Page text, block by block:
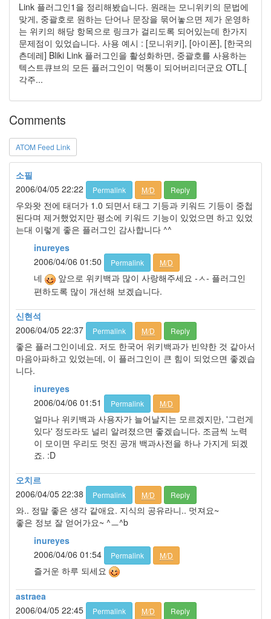
Link 플러그인1을 정리해봤습니다. 원래는 모니위키의 문법에
맞게, 중괄호로 원하는 단어나 문장을 묶어놓으면 제가 운영하
는 위키의 해당 항목으로 링크가 걸리도록 되어있는데 한가지
문제점이 있었습니다. 사용 예시 : [모니위키], [아이폰], [한국의
츤데레] Bliki Link 플러그인을 활성화하면, 중괄호를 사용하는
텍스트큐브의 모든 플러그인이 먹통이 되어버리더군요 OTL.[
각주...
Comments
ATOM Feed Link
소필
2006/04/05 22:22
Permalink M/D Reply
우와왓 전에 태더가 1.0 되면서 태그 기등과 키워드 기등이 중첩
된다며 제거했었지만 평소에 키워드 기능이 있었으면 하고 있었
는대 이렇게 좋은 플러그인 감사합니다 ^^
inureyes
2006/04/06 01:50
Permalink M/D
네
앞으로 위키백과 많이 사랑해주세요 -ㅅ- 플러그인
편하도록 많이 개선해 보겠습니다.
신현석
2006/04/05 22:37
Permalink M/D Reply
좋은 플러그인이네요. 저도 한국어 위키백과가 빈약한 것 같아서
마음아파하고 있었는데, 이 플러그인이 큰 힘이 되었으면 좋겠습
니다.
inureyes
2006/04/06 01:51
Permalink M/D
얼마나 위키백과 사용자가 늘어날지는 모르겠지만, '그런게
있다' 정도라도 널리 알려졌으면 좋겠습니다. 조금씩 노력
이 모이면 우리도 멋진 공개 백과사전을 하나 가지게 되겠
죠. :D
오치르
2006/04/05 22:38
Permalink M/D Reply
와.. 정말 좋은 생각 같애요. 지식의 공유라니.. 멋져요~
좋은 정보 잘 얻어가요~ ^ㅡ^b
inureyes
2006/04/06 01:54
Permalink M/D
즐거운 하루 되세요
astraea
2006/04/05 22:45
Permalink M/D Reply
속
(1)
혁
신
의
대
두
로
그
안
내
By
inureyes
나
inureyes